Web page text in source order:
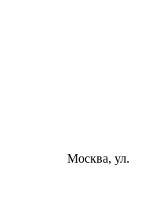
Москва, ул.